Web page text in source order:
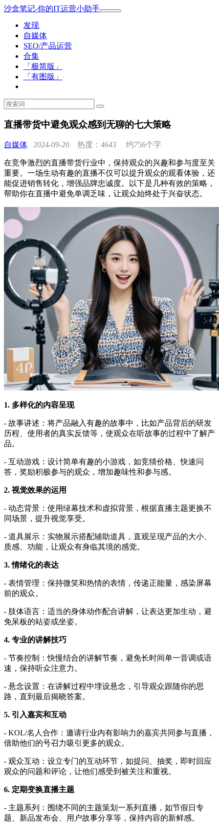
沙盒笔记-你的IT运营小助手
发现
自媒体
SEO/产品运营
合集
「极简版」
「有图版」
直播带货中避免观众感到无聊的七大策略
自媒体 2024-09-20 热度：4643 约756个字
在竞争激烈的直播带货行业中，保持观众的兴趣和参与度至关
重要。一场生动有趣的直播不仅可以提升观众的观看体验，还
能促进销售转化，增强品牌忠诚度。以下是几种有效的策略，
帮助你在直播中避免单调乏味，让观众始终处于兴奋状态。
1. 多样化的内容呈现
- 故事讲述：将产品融入有趣的故事中，比如产品背后的研发
历程、使用者的真实反馈等，使观众在听故事的过程中了解产
品。
- 互动游戏：设计简单有趣的小游戏，如竞猜价格、快速问
答，奖励积极参与的观众，增加趣味性和参与感。
2. 视觉效果的运用
- 动态背景：使用绿幕技术和虚拟背景，根据直播主题更换不
同场景，提升视觉享受。
- 道具展示：实物展示搭配辅助道具，直观呈现产品的大小、
质感、功能，让观众有身临其境的感觉。
3. 情绪化的表达
- 表情管理：保持微笑和热情的表情，传递正能量，感染屏幕
前的观众。
- 肢体语言：适当的身体动作配合讲解，让表达更加生动，避
免呆板的站姿或坐姿。
4. 专业的讲解技巧
- 节奏控制：快慢结合的讲解节奏，避免长时间单一音调或语
速，保持听众注意力。
- 悬念设置：在讲解过程中埋设悬念，引导观众跟随你的思
路，直到最后揭晓答案。
5. 引入嘉宾和互动
- KOL/名人合作：邀请行业内有影响力的嘉宾共同参与直播，
借助他们的号召力吸引更多的观众。
- 观众互动：设立专门的互动环节，如提问、抽奖，即时回应
观众的问题和评论，让他们感受到被关注和重视。
6. 定期变换直播主题
- 主题系列：围绕不同的主题策划一系列直播，如节假日专
题、新品发布会、用户故事分享等，保持内容的新鲜感。